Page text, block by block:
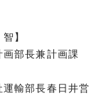
】
部長兼計画課
輸部長春日井営